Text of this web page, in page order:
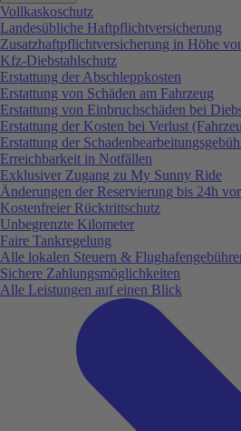
Vollkaskoschutz
Landesübliche Haftpflichtversicherung
Zusatzhaftpflichtversicherung in Höhe
Kfz-Diebstahlschutz
Erstattung der Abschleppkosten
Erstattung von Schäden am Fahrzeug
Erstattung von Einbruchschäden bei
Erstattung der Kosten bei Verlust
Erstattung der
Erreichbarkeit in Notfällen
Exklusiver Zugang zu My Sunny Ride
Änderungen der Reservierung bis 24h
Kostenfreier Rücktrittschutz
Unbegrenzte Kilometer
Faire Tankregelung
Alle lokalen Steuern &
Sichere Zahlungsmöglichkeiten
Alle Leistungen auf einen Blick